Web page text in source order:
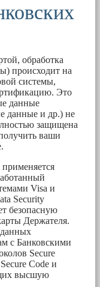
обработка
происходит на
системы,
Это
данные
данные и др.) не
защищена
ваши
Visa и
Security
безопасную
Держателя.
с Банковскими
Secure
Code и
высшую